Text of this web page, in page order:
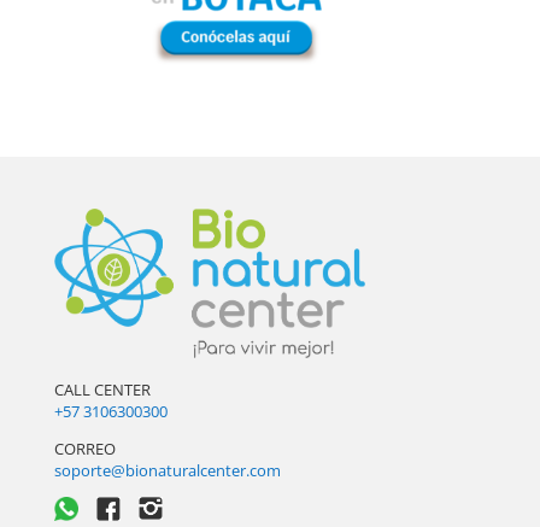
CALL CENTER
+57 3106300300
CORREO
soporte@bionaturalcenter.com